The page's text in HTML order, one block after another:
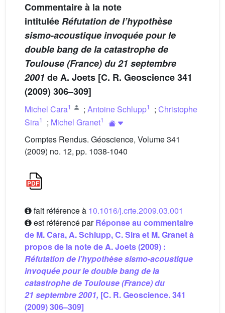
Commentaire à la note
intituléeRéfutation de l’hypothèse
sismo-acoustique invoquée pour le
double bang de la catastrophe de
Toulouse (France) du 21 septembre
2001 de A. Joets [C. R. Geoscience 341
(2009) 306–309]
Michel Cara1 ; Antoine Schlupp1 ; Christophe
Sira1 ; Michel Granet1
Comptes Rendus. Géoscience, Volume 341
(2009) no. 12, pp. 1038-1040
fait référence à 10.1016/j.crte.2009.03.001
est référencé parRéponse au commentaire
de M. Cara, A. Schlupp, C. Sira et M. Granet à
propos de la note de A. Joets (2009) :
Réfutationde l’hypothèse sismo-acoustique
invoquée pour le double bang de la
catastrophe de Toulouse (France) du
21 septembre 2001, [C. R. Geoscience. 341
(2009) 306–309]